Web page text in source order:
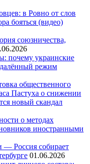
в Ровно от слов
бояться (видео)
союзничества,
почему украинские
режим
общественного
Пастуха о снижении
новый скандал
о методах
иностранными
Россия собирает
01.06.2026